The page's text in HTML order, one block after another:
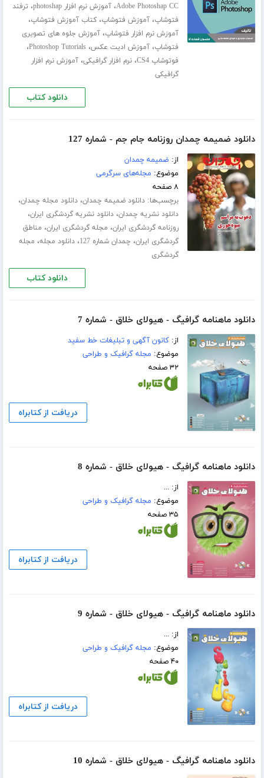
Adobe Photoshap CC،آموزش نرم افزار photoshap ، ترفند
فتوشاپ،آموزش فتوشاپ،کتاب آموزش فتوشاپ،
آموزش نرم افزار فتوشاپ،آموزش جلوه های تصویری
فتوشاپ،آموزش ادیت عکس،Photoshop Tutorials،
فوتوشاپ CS4 ،نرم افزار گرافیکی،آموزش نرم افزار
گرافیکی
دانلود کتاب
دانلود ضمیمه چمدان روزنامه جام جم - شماره 127
از: ضمیمه چمدان
موضوع: مجله‌های سرگرمی
۸ صفحه
برچسب‌ها:دانلود ضمیمه چمدان،دانلود مجله چمدان،
دانلود نشریه چمدان،دانلود نشریه گردشگری ایران،
روزنامه گردشگری ایران، مجله گردشگری ایران، مناطق
گردشگری ایران، چمدان شماره 127 ،دانلود مجله، مجله
گردشگری
دانلود کتاب
دانلود ماهنامه گرافیگ - هیولای خلاق - شماره 7
از:کانون آگهی و تبلیغات خط سفید
موضوع: مجله گرافیک و طراحی
۳۲ صفحه
دریافت از کتابراه
دانلود ماهنامه گرافیگ - هیولای خلاق - شماره 8
از: ...
موضوع: مجله گرافیک و طراحی
۳۵ صفحه
دریافت از کتابراه
دانلود ماهنامه گرافیگ - هیولای خلاق - شماره 9
از: ...
موضوع: مجله گرافیک و طراحی
۴۰ صفحه
دریافت از کتابراه
دانلود ماهنامه گرافیگ - هیولای خلاق - شماره 10